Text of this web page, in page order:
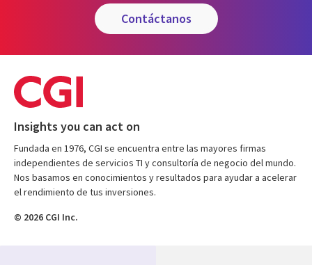
contáctanos
Insights you can act on
Fundada en 1976, CGI se encuentra entre las mayores firmas
independientes de servicios TI y consultoría de negocio del mundo.
Nos basamos en conocimientos y resultados para ayudar a acelerar
el rendimiento de tus inversiones.
© 2026 CGI Inc.